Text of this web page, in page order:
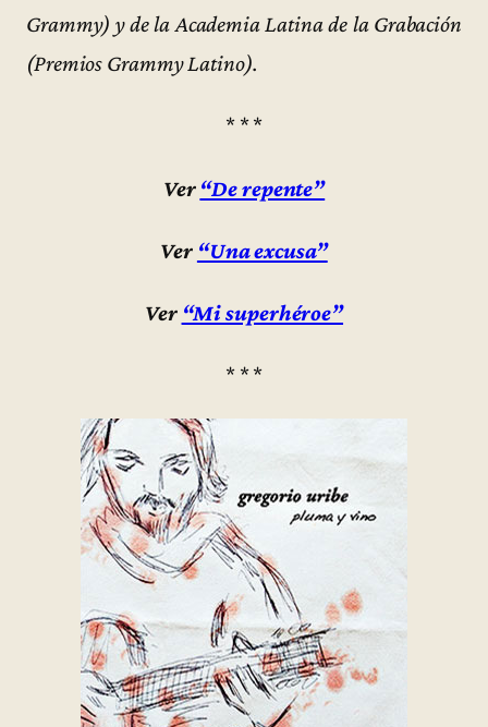
Grammy) y de la Academia Latina de la Grabación
(Premios Grammy Latino).
* * *
Ver “De repente”
Ver “Una excusa”
Ver “Mi superhéroe”
* * *